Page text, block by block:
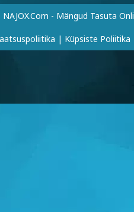
- Mängud Tasuta
| Küpsiste Poliitika